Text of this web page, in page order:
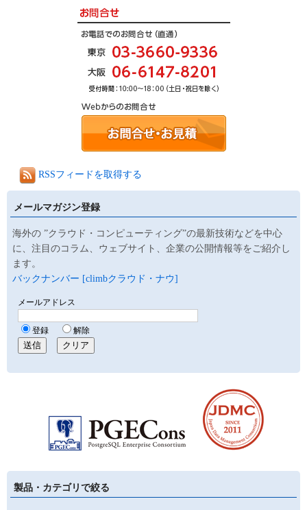
RSSフィードを取得する
メールマガジン登録
海外の ”クラウド・コンピューティング”の最新技術などを中心
に、注目のコラム、ウェブサイト、企業の公開情報等をご紹介し
ます。
バックナンバー [climbクラウド・ナウ]
製品・カテゴリで絞る